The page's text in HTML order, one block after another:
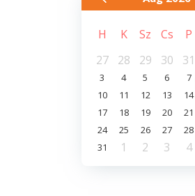
H K Sz Cs P
27
28 29 30 31
3
4 5 6 7
10
11 12 13 14
17
18 19 20 21
24
25 26 27 28
31
1 2 3 4